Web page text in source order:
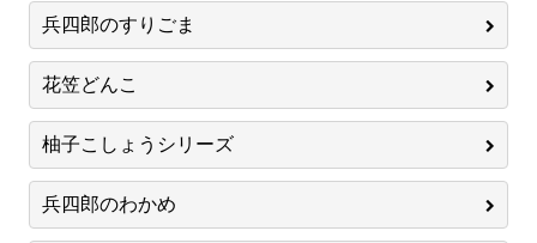
兵四郎のすりごま
花笠どんこ
柚子こしょうシリーズ
兵四郎のわかめ